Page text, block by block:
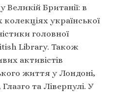
Британії: в
колекціях української
головної
Library. Також
активістів
життя у Лондоні,
та Ліверпулі. У